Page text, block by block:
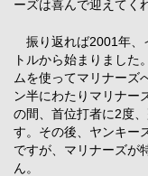
ーズは喜んで迎えてく
振り返れば2001年、
トルから始まりました
ムを使ってマリナーズ
ン半にわたりマリナー
の間、首位打者に2度
す。その後、ヤンキー
ですが、マリナーズが
ん。